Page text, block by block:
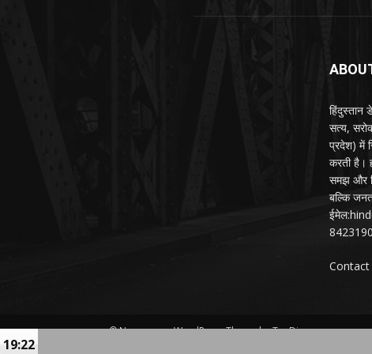
हिंदुस्तान
सत्य,
प्रदेश) में
करती है।
समझ और
बल्कि
Contact
© Newspaper WordPress Theme by TagDiv
19:22